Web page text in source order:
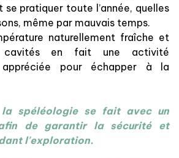
se pratiquer toute l’année, quelles
même par mauvais temps.
naturellement fraîche et
cavités en fait une activité
appréciée pour échapper à la
spéléologie se fait avec un
de garantir la sécurité et
l'exploration.